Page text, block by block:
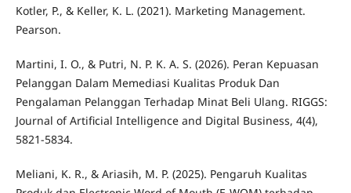
Kotler, P., & Keller, K. L. (2021). Marketing Management.
Pearson.
Martini, I. O., & Putri, N. P. K. A. S. (2026). Peran Kepuasan
Pelanggan Dalam Memediasi Kualitas Produk Dan
Pengalaman Pelanggan Terhadap Minat Beli Ulang. RIGGS:
Journal of Artificial Intelligence and Digital Business, 4(4),
5821-5834.
Meliani, K. R., & Ariasih, M. P. (2025). Pengaruh Kualitas